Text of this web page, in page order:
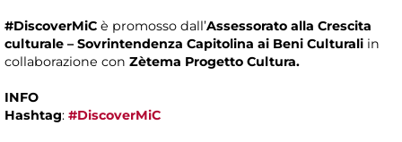
#DiscoverMiC è promosso dall’Assessorato alla Crescita
culturale – Sovrintendenza Capitolina ai Beni Culturali in
collaborazione con Zètema Progetto Cultura.
INFO
Hashtag: #DiscoverMiC